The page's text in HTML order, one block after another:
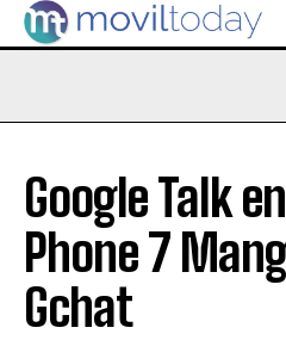
Google Talk
Phone 7
Gchat